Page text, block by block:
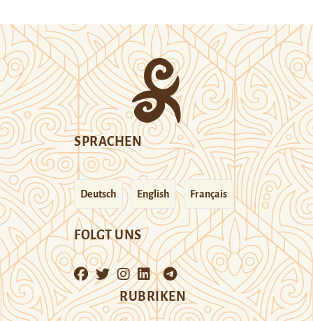
SPRACHEN
Deutsch English Français
FOLGT UNS
RUBRIKEN